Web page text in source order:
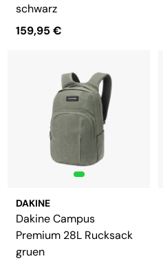
schwarz
159,95 €
DAKINE
Dakine Campus
Premium 28L Rucksack
gruen